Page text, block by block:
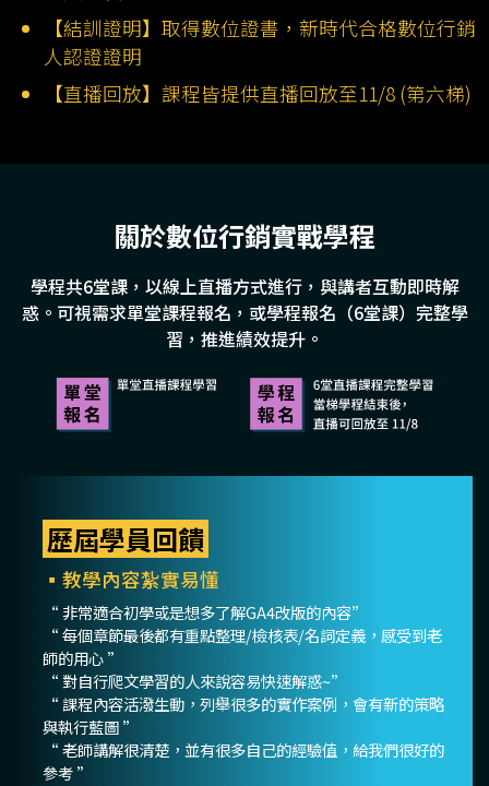
【結訓證明】取得數位證書，新時代合格數位行銷
人認證證明
【直播回放】課程皆提供直播回放至11/8 (第六梯)
關於數位行銷實戰學程
學程共6堂課，以線上直播方式進行，與講者互動即時解
惑。 可視需求單堂課程報名，或學程報名（6堂課）完整學
習，推進績效提升。
歷屆學員回饋
▪教學內容紮實易懂
“ 非常適合初學或是想多了解GA4改版的內容”
“ 每個章節最後都有重點整理/檢核表/名詞定義，感受到老
師的用心 ”
“ 對自行爬文學習的人來說容易快速解惑~”
“ 課程內容活潑生動，列舉很多的實作案例，會有新的策略
與執行藍圖 ”
“ 老師講解很清楚，並有很多自己的經驗值，給我們很好的
參考 ”